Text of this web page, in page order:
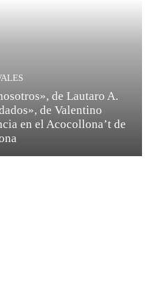
de Lautaro A.
de Valentino
en el Acocollona’t de